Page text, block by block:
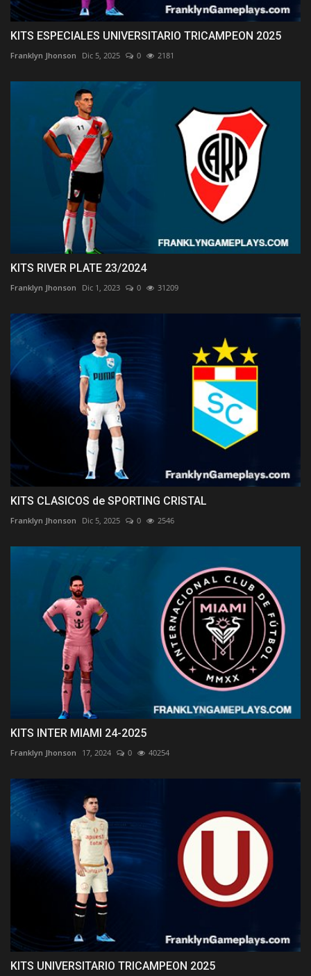
KITS ESPECIALES UNIVERSITARIO TRICAMPEON 2025
Franklyn Jhonson Dic 5, 2025 0 2181
KITS RIVER PLATE 23/2024
Franklyn Jhonson Dic 1, 2023 0 31209
KITS CLASICOS de SPORTING CRISTAL
Franklyn Jhonson Dic 5, 2025 0 2546
KITS INTER MIAMI 24-2025
Franklyn Jhonson 17, 2024 0 40254
KITS UNIVERSITARIO TRICAMPEON 2025